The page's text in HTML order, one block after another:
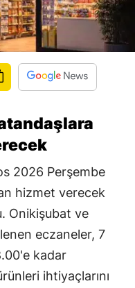
2026 Perşembe
hizmet verecek
Onikişubat ve
eczaneler, 7
kadar
ihtiyaçlarını